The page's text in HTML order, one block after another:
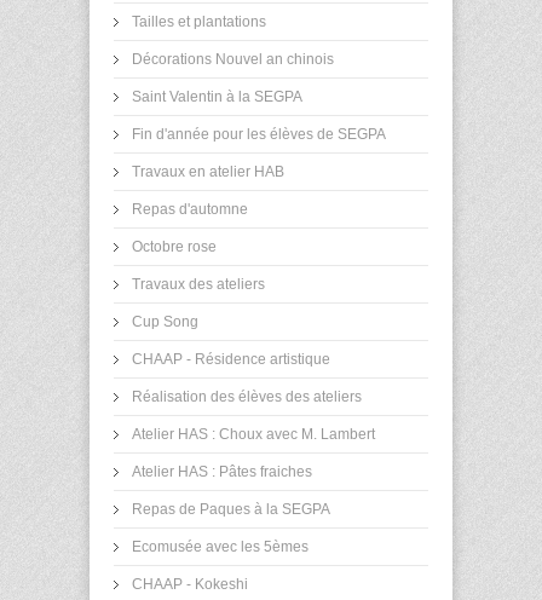
Tailles et plantations
Décorations Nouvel an chinois
Saint Valentin à la SEGPA
Fin d'année pour les élèves de SEGPA
Travaux en atelier HAB
Repas d'automne
Octobre rose
Travaux des ateliers
Cup Song
CHAAP - Résidence artistique
Réalisation des élèves des ateliers
Atelier HAS : Choux avec M. Lambert
Atelier HAS : Pâtes fraiches
Repas de Paques à la SEGPA
Ecomusée avec les 5èmes
CHAAP - Kokeshi